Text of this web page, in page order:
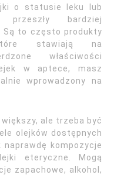
o statusie leku lub
bardziej
Są to często produkty
stawiają na
właściwości
w aptece, masz
wprowadzony na
ale trzeba być
olejków dostępnych
kompozycje
eteryczne. Mogą
zapachowe, alkohol,